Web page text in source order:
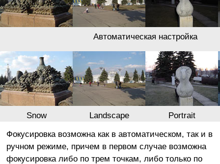
Автоматическая настройка
Snow Landscape
Portrait
Фокусировка возможна как в автоматическом, так и в
ручном режиме, причем в первом случае возможна
фокусировка либо по трем точкам, либо только по